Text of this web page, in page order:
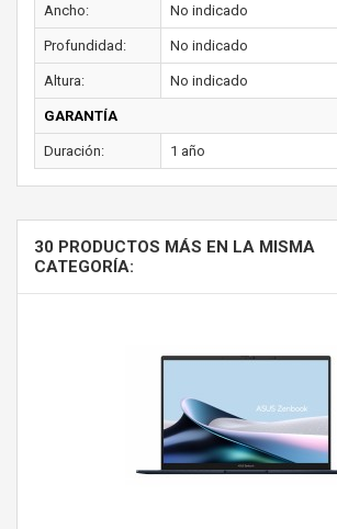
Ancho: No indicado
Profundidad: No indicado
Altura: No indicado
GARANTÍA
Duración: 1 año
30 PRODUCTOS MÁS EN LA MISMA
CATEGORÍA: